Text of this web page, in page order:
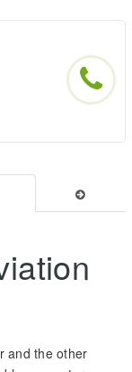
and the other